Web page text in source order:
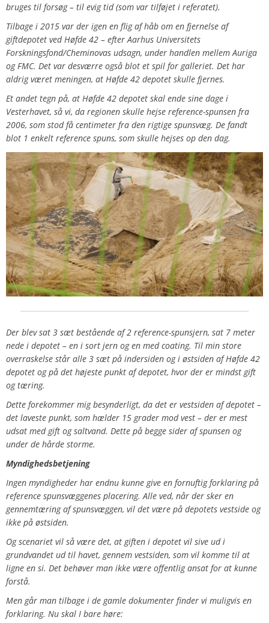
bruges til forsøg – til evig tid (som var tilføjet i referatet).
Tilbage i 2015 var der igen en flig af håb om en fjernelse af
giftdepotet ved Høfde 42 – efter Aarhus Universitets
Forskningsfond/Cheminovas udsagn, under handlen mellem Auriga
og FMC. Det var desværre også blot et spil for galleriet. Det har
aldrig været meningen, at Høfde 42 depotet skulle fjernes.
Et andet tegn på, at Høfde 42 depotet skal ende sine dage i
Vesterhavet, så vi, da regionen skulle hejse reference-spunsen fra
2006, som stod få centimeter fra den rigtige spunsvæg. De fandt
blot 1 enkelt reference spuns, som skulle hejses op den dag.
Der blev sat 3 sæt bestående af 2 reference-spunsjern, sat 7 meter
nede i depotet – en i sort jern og en med coating. Til min store
overraskelse står alle 3 sæt på indersiden og i østsiden af Høfde 42
depotet og på det højeste punkt af depotet, hvor der er mindst gift
og tæring.
Dette forekommer mig besynderligt, da det er vestsiden af depotet –
det laveste punkt, som hælder 15 grader mod vest – der er mest
udsat med gift og saltvand. Dette på begge sider af spunsen og
under de hårde storme.
Myndighedsbetjening
Ingen myndigheder har endnu kunne give en fornuftig forklaring på
reference spunsvæggenes placering. Alle ved, når der sker en
gennemtæring af spunsvæggen, vil det være på depotets vestside og
ikke på østsiden.
Og scenariet vil så være det, at giften i depotet vil sive ud i
grundvandet ud til havet, gennem vestsiden, som vil komme til at
ligne en si. Det behøver man ikke være offentlig ansat for at kunne
forstå.
Men går man tilbage i de gamle dokumenter finder vi muligvis en
forklaring. Nu skal I bare høre: